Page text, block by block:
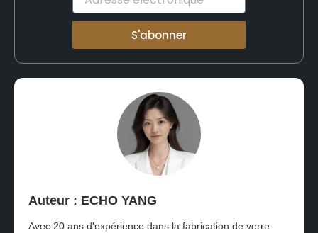
S'abonner
Auteur : ECHO YANG
Avec 20 ans d'expérience dans la fabrication de verre